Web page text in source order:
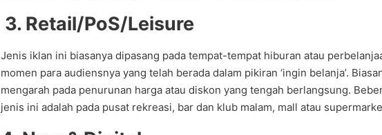
3. Retail/PoS/Leisure
Jenis iklan ini biasanya dipasang pada tempat-tempat hiburan atau
momen para audiensnya yang telah berada dalam pikiran ‘ingin belanja’.
mengarah pada penurunan harga atau diskon yang tengah berlangsung.
jenis ini adalah pada pusat rekreasi, bar dan klub malam, mall atau